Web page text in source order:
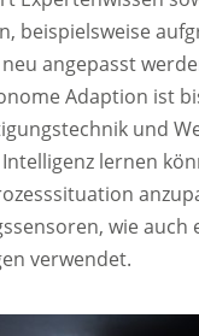
beispielsweise
angepasst
Adaption ist
und
lernen
wie auch
verwendet.